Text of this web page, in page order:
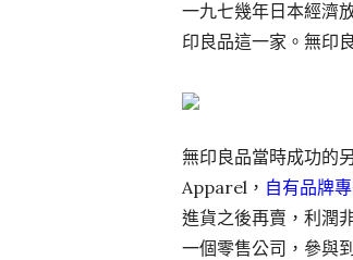
一九七幾年日本經濟
印良品這一家。無印
無印良品當時成功的
Apparel， 自有品牌
進貨之後再賣，利潤
一個零售公司，參與